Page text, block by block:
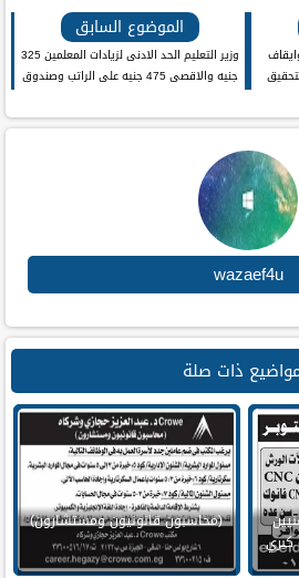
الموضوع السابق
وزير التعليم الحد الادنى لزيادات المعلمين 325
جنيه والاقصى 475 جنيه على الراتب وصندوق
wazaef4u
ذات صلة
كبري
(محاسبون قانونيون ومستشارون)